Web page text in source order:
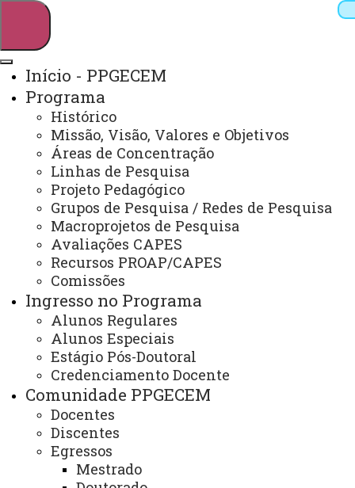
Webmail Sistemas
Arquivo Virtual
Campus
Início - PPGECEM
Programa
Histórico
Missão, Visão, Valores e Objetivos
Áreas de Concentração
Linhas de Pesquisa
Projeto Pedagógico
Grupos de Pesquisa / Redes de Pesquisa
Macroprojetos de Pesquisa
Avaliações CAPES
Recursos PROAP/CAPES
Comissões
Ingresso no Programa
Alunos Regulares
Alunos Especiais
Estágio Pós-Doutoral
Credenciamento Docente
Comunidade PPGECEM
Docentes
Discentes
Egressos
Mestrado
Educação em Ciências e Educação Matemática
Edital nº 036/2023 - PPGECEM -
Resultado da seleção interna
para o programa de bolsa de
doutorado sanduíche no exterior
- PDSE/CAPES